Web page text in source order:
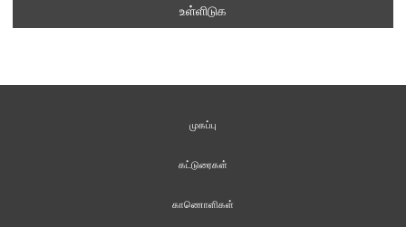
முகப்பு
கட்டுரைகள்
காணொளிகள்